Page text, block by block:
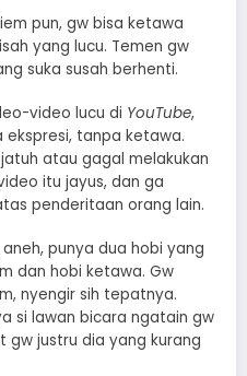
pun, gw bisa ketawa
yang lucu. Temen gw
suka susah berhenti.
video lucu di YouTube,
tanpa ketawa.
atau gagal melakukan
itu jayus, dan ga
penderitaan orang lain.
punya dua hobi yang
dan hobi ketawa. Gw
nyengir sih tepatnya.
si lawan bicara ngatain gw
gw justru dia yang kurang